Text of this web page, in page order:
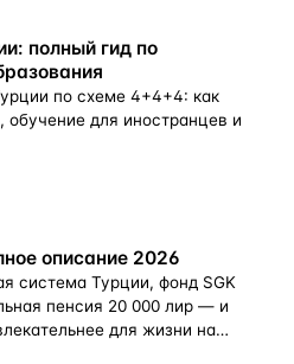
полный гид по
по схеме 4+4+4: как
для иностранцев и
описание 2026
система Турции, фонд SGK
пенсия 20 000 лир — и
для жизни на